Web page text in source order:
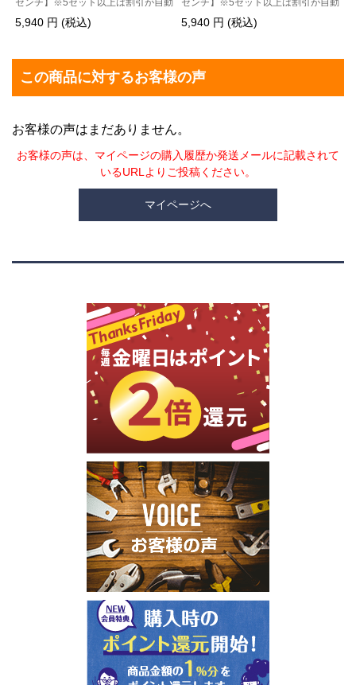
センチ】※5セット以上は割引が自動
的に適用されます※
5,940 円 (税込)
センチ】※5セット以上は割引が自動
的に適用されます※
5,940 円 (税込)
この商品に対するお客様の声
お客様の声はまだありません。
お客様の声は、マイページの購入履歴か発送メールに記載されて
いるURLよりご投稿ください。
マイページへ